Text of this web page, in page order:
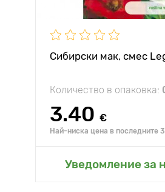
Сибирски мак, смес
Количество в опаковка:
3.40 €
Най-ниска цена в последните
Уведомление за